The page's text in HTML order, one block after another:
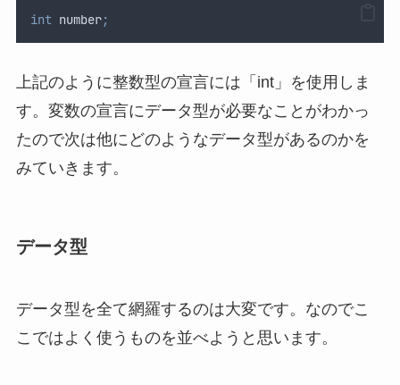
int number;
上記のように整数型の宣言には「int」を使用しま
す。変数の宣言にデータ型が必要なことがわかっ
たので次は他にどのようなデータ型があるのかを
みていきます。
データ型
データ型を全て網羅するのは大変です。なのでこ
こではよく使うものを並べようと思います。